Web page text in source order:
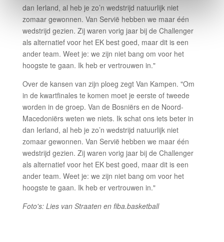
dan Ierland, al heb je zo’n wedstrijd natuurlijk niet
zomaar gewonnen. Van Servië hebben we maar één
wedstrijd gezien. Zij waren vorig jaar bij de Challenger
als alternatief voor het EK best goed, maar dit is een
ander team. Weet je: we zijn niet bang om voor het
hoogste te gaan. Ik heb er vertrouwen in."
Over de kansen van zijn ploeg zegt Van Kampen. "Om
in de kwartfinales te komen moet je eerste of tweede
worden in de groep. Van de Bosniërs en de Noord-
Macedoniërs weten we niets. Ik schat ons iets beter in
dan Ierland, al heb je zo’n wedstrijd natuurlijk niet
zomaar gewonnen. Van Servië hebben we maar één
wedstrijd gezien. Zij waren vorig jaar bij de Challenger
als alternatief voor het EK best goed, maar dit is een
ander team. Weet je: we zijn niet bang om voor het
hoogste te gaan. Ik heb er vertrouwen in."
Foto's: Lies van Straaten en fiba.basketball